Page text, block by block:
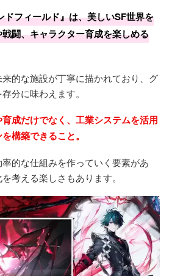
ドフィールド』は、美しいSF世界を
闘、キャラクター育成を楽しめる
的な施設が丁寧に描かれており、グ
分に味わえます。
成だけでなく、工業システムを活用
構築できること。
的な仕組みを作っていく要素があ
考える楽しさもあります。